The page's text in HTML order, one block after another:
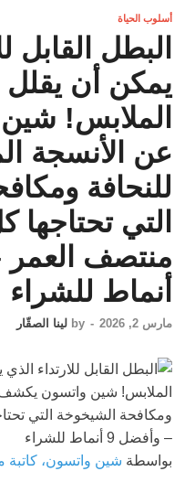
أسلوب الحياة
البطل القابل
يمكن أن
الملابس!
عن الأنسجة
للنحافة
التي
أنماط للشراء
مارس 2, 2026 -
by لينا الصقّار
بواسطة شين واتسون، كاتبة